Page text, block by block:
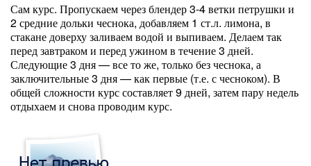
Сам курс. Пропускаем через блендер 3-4 ветки петрушки и
2 средние дольки чеснока, добавляем 1 ст.л. лимона, в
стакане доверху заливаем водой и выпиваем. Делаем так
перед завтраком и перед ужином в течение 3 дней.
Следующие 3 дня — все то же, только без чеснока, а
заключительные 3 дня — как первые (т.е. с чесноком). В
общей сложности курс составляет 9 дней, затем пару недель
отдыхаем и снова проводим курс.